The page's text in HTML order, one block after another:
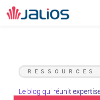
Aller
au
RESSOURCES
Le blog qui réunit